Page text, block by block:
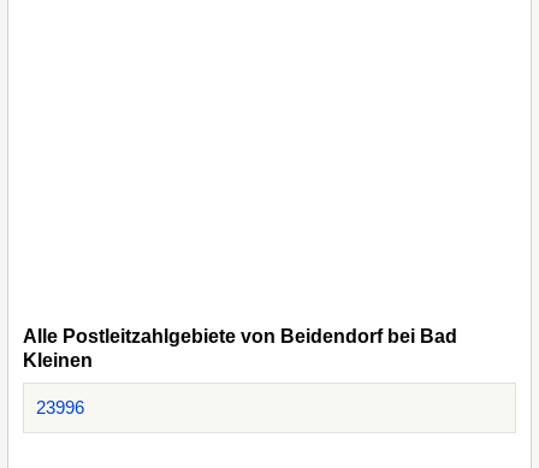
Alle Postleitzahlgebiete von Beidendorf bei Bad
Kleinen
23996